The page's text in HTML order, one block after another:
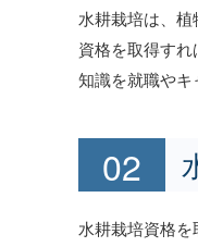
水耕栽培は、
資格を取得すれ
知識を就職やキ
水耕栽培資格を